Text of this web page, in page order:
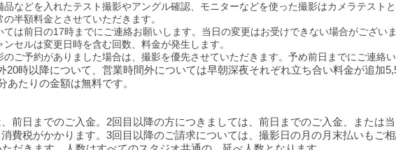
品などを入れたテスト撮影やアングル確認、モニターなどを使った撮影はカメラテスト
半額料金とさせていただきます。
ては前日の17時までに ご連絡お願いします。当日の変更はお受けできない場合がございま
ンセルは変更日時を含む回数 、料金が発生します。
のご予約があり ま した場合は、撮影を優先させていただきます。予め前日までにご連絡い
20時以降について、営業時間外については早朝深夜それぞれ立ち合い料金が追加
たりの金額は無料です。
、前日までのご入金。2回目以降の方につきましては、前日までのご入金、または
費税がかかります。3回目以降のご請求については、撮影日の月の月末払いもご